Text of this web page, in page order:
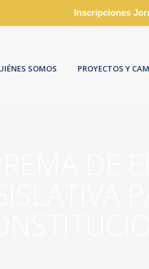
Inscripciones
SOMOS PROYECTOS Y